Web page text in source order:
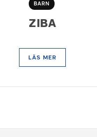
BARN
ZIBA
LÄS MER